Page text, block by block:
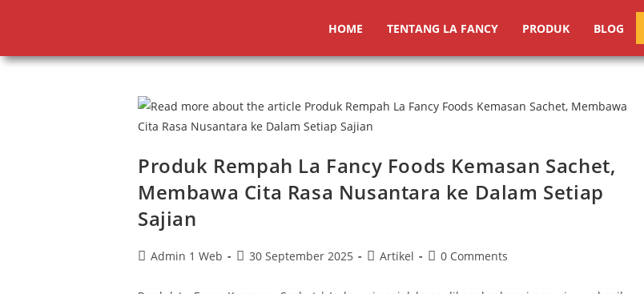
HOME TENTANG LA FANCY PRODUK BLOG
Produk Rempah La Fancy Foods Kemasan Sachet,
Membawa Cita Rasa Nusantara ke Dalam Setiap
Sajian
Admin 1 Web 30 September 2025 Artikel 0 Comments